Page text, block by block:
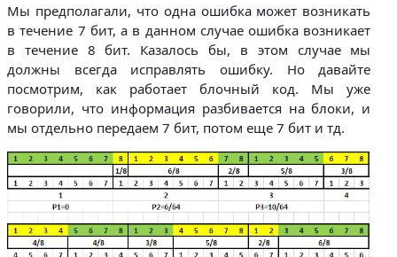
Мы предполагали, что одна ошибка может возникать
в течение 7 бит, а в данном случае ошибка возникает
в течение 8 бит. Казалось бы, в этом случае мы
должны всегда исправлять ошибку. Но давайте
посмотрим, как работает блочный код. Мы уже
говорили, что информация разбивается на блоки, и
мы отдельно передаем 7 бит, потом еще 7 бит и тд.